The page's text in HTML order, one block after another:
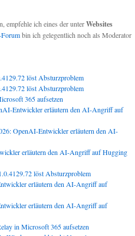
empfehle ich eines der unterWebsites
bin ich gelegentlich noch als Moderator
löst Absturzproblem
löst Absturzproblem
365 aufsetzen
Entwickler erläutern den AI-Angriff auf
OpenAI-Entwickler erläutern den AI-
erläutern den AI-Angriff auf Hugging
löst Absturzproblem
erläutern den AI-Angriff auf
erläutern den AI-Angriff auf
in Microsoft 365 aufsetzen